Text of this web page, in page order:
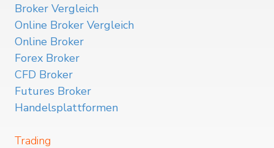
Broker Vergleich
Online Broker Vergleich
Online Broker
Forex Broker
CFD Broker
Futures Broker
Handelsplattformen
Trading